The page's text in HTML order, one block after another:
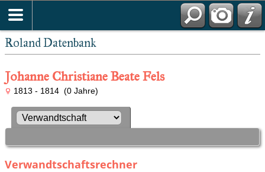
Roland Datenbank
Johanne Christiane Beate Fels
1813 - 1814 (0 Jahre)
Verwandtschaftsrechner